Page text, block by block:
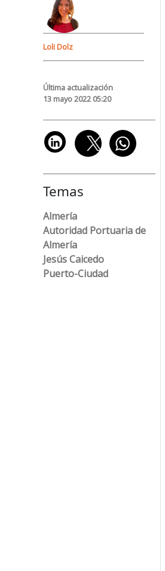
Loli Dolz
Última actualización
13 mayo 2022 05:20
Temas
Almería
Autoridad Portuaria de
Almería
Jesús Caicedo
Puerto-Ciudad